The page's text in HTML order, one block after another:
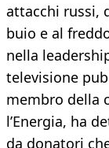
attacchi russi,
buio e al
nella
televisione
membro della
l’Energia, ha
da donatori